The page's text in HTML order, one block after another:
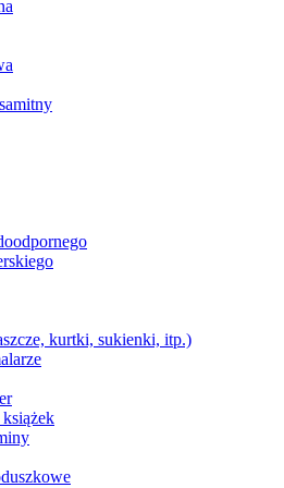
kurtki, sukienki, itp.)
książek